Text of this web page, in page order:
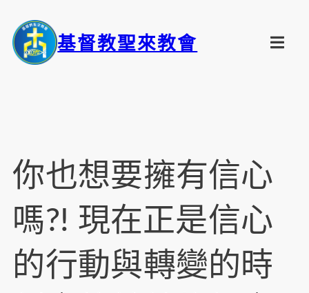
基督教聖來教會
你也想要擁有信心
嗎?! 現在正是信心
的行動與轉變的時